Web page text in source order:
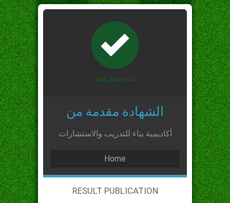
الشهادة مقدمة من
أكاديمية بناء للتدريب والاستشارات
Home
RESULT PUBLICATION